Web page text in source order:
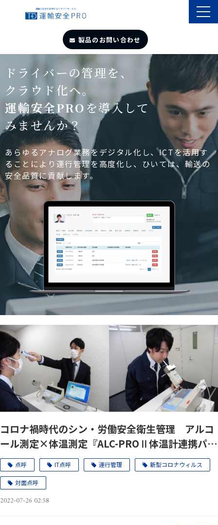
製品のお問い合わせ
TOP
導入事例
製品・サービス
自動点呼
遠隔点呼
お役立ちサイト
ドライバーの管理を、
クラウド化へ。
運輸安全PRO を導入して
みませんか？
あらゆるアナログ業務をデジタル化し、ICTを活用す
ることにより運行管理を高度化し、ひいては、輸送の
安全品質に貢献します。
コロナ禍時代のシン・労働安全衛生管理 アルコ
ール測定×体温測定『ALC-PROⅡ体温計連携パッ
ク』 販売実績 2022年7月26日
点呼 IT点呼 運行管理 新型コロナウィルス
対面点呼
2022-07-26 02:58